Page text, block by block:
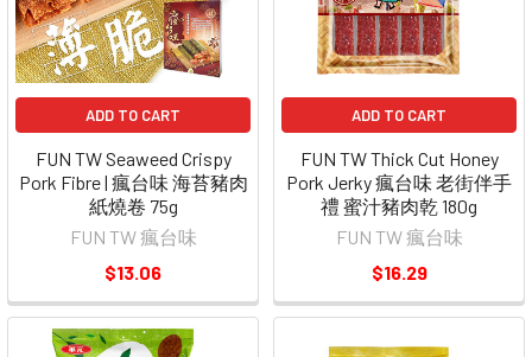
ADD TO CART
FUN TW Seaweed Crispy
Pork Fibre | 瘋台味 海苔豬肉
紙燒卷 75g
FUN TW 瘋台味
$13.06
ADD TO CART
FUN TW Thick Cut Honey
Pork Jerky 瘋台味 老街伴手
禮 蜜汁豬肉乾 180g
FUN TW 瘋台味
$16.29